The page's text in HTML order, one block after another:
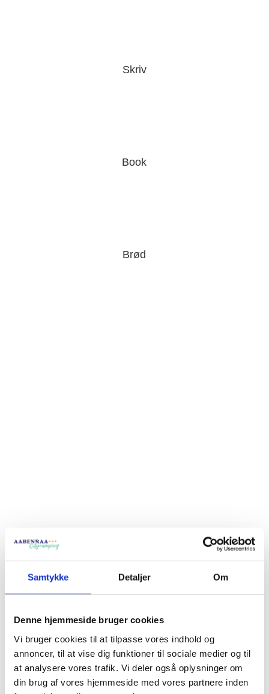
Samtykke Detaljer Om
Denne hjemmeside bruger cookies
Vi bruger cookies til at tilpasse vores indhold og
annoncer, til at vise dig funktioner til sociale medier og til
at analysere vores trafik. Vi deler også oplysninger om
din brug af vores hjemmeside med vores partnere inden
Skriv
Book
Brød